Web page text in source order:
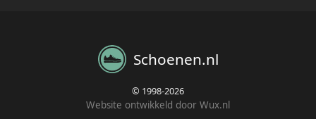
Schoenen.nl
© 1998-2026
Website ontwikkeld door Wux.nl